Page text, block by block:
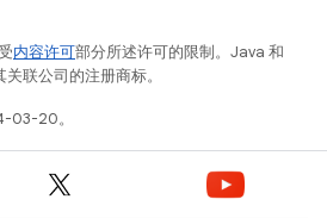
内容许可部分所述许可的限制。Java 和
联公司的注册商标。
03-20。